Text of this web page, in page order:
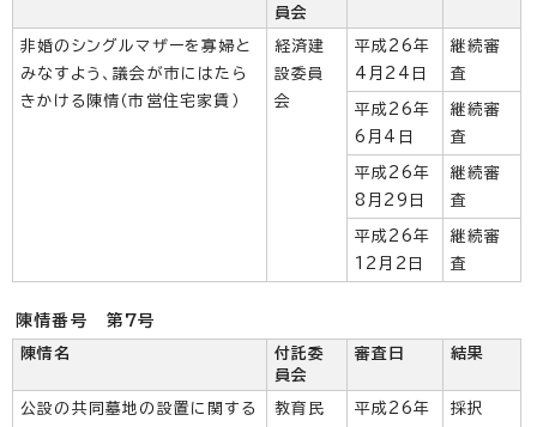
員会
非婚のシングルマザーを寡婦と
みなすよう、議会が市にはたら
きかける陳情（市営住宅家賃）
経済建
設委員
会
平成26年
4月24日
継続審
査
平成26年
6月4日
継続審
査
平成26年
8月29日
継続審
査
平成26年
12月2日
継続審
査
陳情番号 第7号
陳情名
付託委
員会
審査日 結果
公設の共同墓地の設置に関する
教育民
平成26年
採択